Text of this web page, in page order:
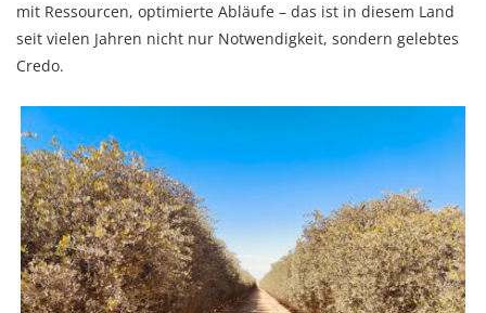
mit Ressourcen, optimierte Abläufe – das ist in diesem Land
seit vielen Jahren nicht nur Notwendigkeit, sondern gelebtes
Credo.